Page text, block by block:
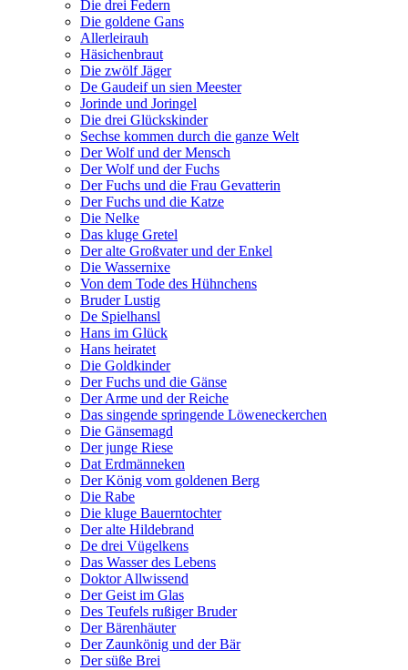
Die drei Federn
Die goldene Gans
Allerleirauh
Häsichenbraut
Die zwölf Jäger
De Gaudeif un sien Meester
Jorinde und Joringel
Die drei Glückskinder
Sechse kommen durch die ganze Welt
Der Wolf und der Mensch
Der Wolf und der Fuchs
Der Fuchs und die Frau Gevatterin
Der Fuchs und die Katze
Die Nelke
Das kluge Gretel
Der alte Großvater und der Enkel
Die Wassernixe
Von dem Tode des Hühnchens
Bruder Lustig
De Spielhansl
Hans im Glück
Hans heiratet
Die Goldkinder
Der Fuchs und die Gänse
Der Arme und der Reiche
Das singende springende Löweneckerchen
Die Gänsemagd
Der junge Riese
Dat Erdmänneken
Der König vom goldenen Berg
Die Rabe
Die kluge Bauerntochter
Der alte Hildebrand
De drei Vügelkens
Das Wasser des Lebens
Doktor Allwissend
Der Geist im Glas
Des Teufels rußiger Bruder
Der Bärenhäuter
Der Zaunkönig und der Bär
Der süße Brei